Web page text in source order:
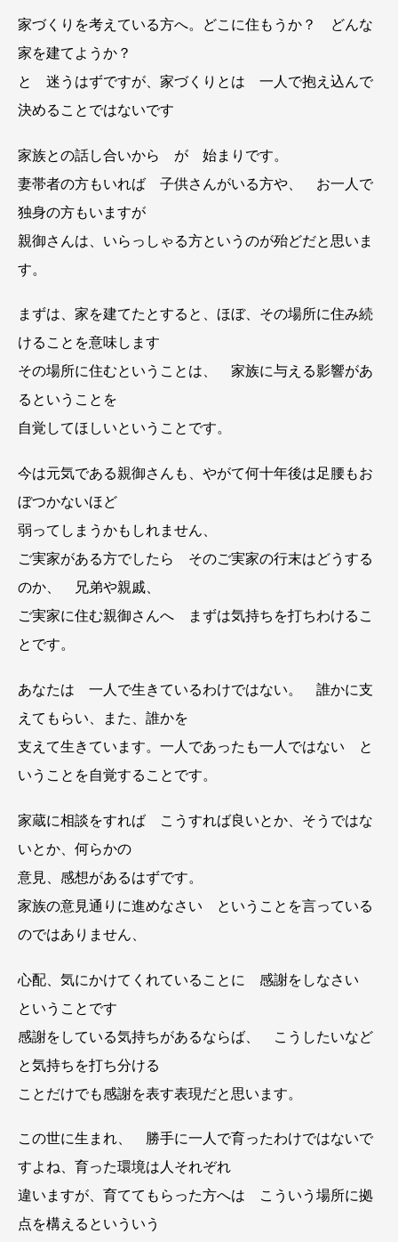
家づくりを考えている方へ。どこに住もうか？ どんな
家を建てようか？
と 迷うはずですが、家づくりとは 一人で抱え込んで
決めることではないです
家族との話し合いから が 始まりです。
妻帯者の方もいれば 子供さんがいる方や、 お一人で
独身の方もいますが
親御さんは、いらっしゃる方というのが殆どだと思いま
す。
まずは、家を建てたとすると、ほぼ、その場所に住み続
けることを意味します
その場所に住むということは、 家族に与える影響があ
るということを
自覚してほしいということです。
今は元気である親御さんも、やがて何十年後は足腰もお
ぼつかないほど
弱ってしまうかもしれません、
ご実家がある方でしたら そのご実家の行末はどうする
のか、 兄弟や親戚、
ご実家に住む親御さんへ まずは気持ちを打ちわけるこ
とです。
あなたは 一人で生きているわけではない。 誰かに支
えてもらい、また、誰かを
支えて生きています。一人であったも一人ではない と
いうことを自覚することです。
家蔵に相談をすれば こうすれば良いとか、そうではな
いとか、何らかの
意見、感想があるはずです。
家族の意見通りに進めなさい ということを言っている
のではありません、
心配、気にかけてくれていることに 感謝をしなさい
ということです
感謝をしている気持ちがあるならば、 こうしたいなど
と気持ちを打ち分ける
ことだけでも感謝を表す表現だと思います。
この世に生まれ、 勝手に一人で育ったわけではないで
すよね、育った環境は人それぞれ
違いますが、育ててもらった方へは こういう場所に拠
点を構えるといういう